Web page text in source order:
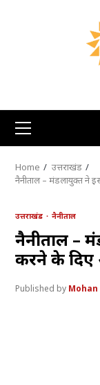
Primary
Menu
Home
उत्तराखंड
नैनीताल – मंडलायुक्त ने
उत्तराखंड नैनीताल
नैनीताल –
करने के
Mohan